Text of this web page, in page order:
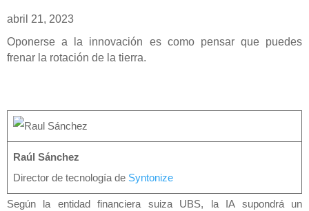
abril 21, 2023
Oponerse a la innovación es como pensar que puedes
frenar la rotación de la tierra.
Raúl Sánchez
Director de tecnología de Syntonize
Según la entidad financiera suiza UBS, la IA supondrá un